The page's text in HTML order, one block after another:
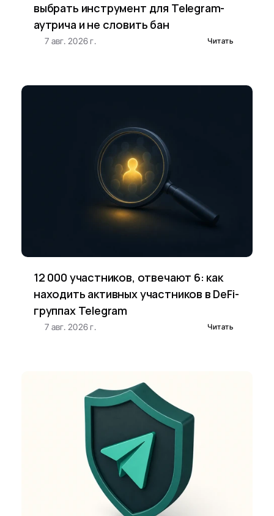
выбрать инструмент для Telegram-
аутрича и не словить бан
7 авг. 2026 г. Читать
12 000 участников, отвечают 6: как
находить активных участников в DeFi-
группах Telegram
7 авг. 2026 г. Читать